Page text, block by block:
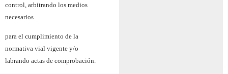
control, arbitrando los medios
necesarios
para el cumplimiento de la
normativa vial vigente y/o
labrando actas de comprobación.